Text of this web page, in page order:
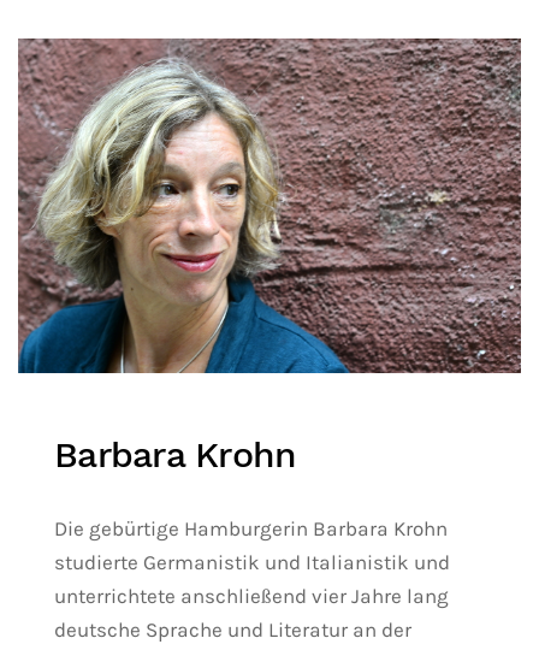
Barbara Krohn
Die gebürtige Hamburgerin Barbara Krohn
studierte Germanistik und Italianistik und
unterrichtete anschließend vier Jahre lang
deutsche Sprache und Literatur an der